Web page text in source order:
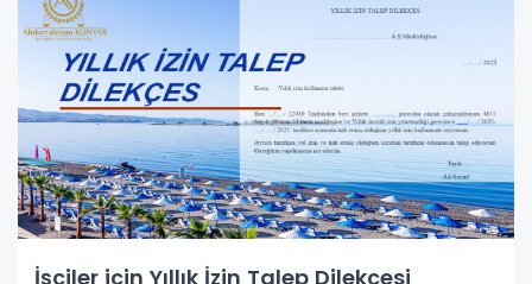
İşçiler için Yıllık İzin Talep Dilekçesi